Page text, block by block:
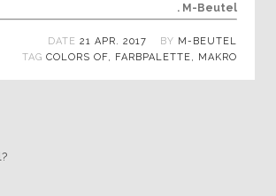
. M-Beutel
DATE 21 APR. 2017 BY M-BEUTEL
TAG COLORS OF, FARBPALETTE, MAKRO